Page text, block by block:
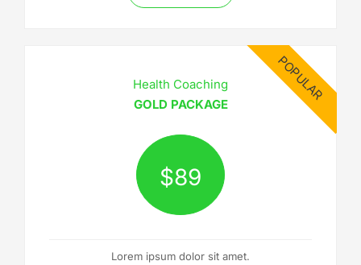
Health Coaching POPULAR
GOLD PACKAGE
$89
Lorem ipsum dolor sit amet.